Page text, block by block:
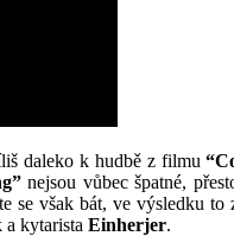
daleko k hudbě z filmu
nejsou vůbec špatné,
se však bát, ve výsledku to
a kytarista Einherjer.